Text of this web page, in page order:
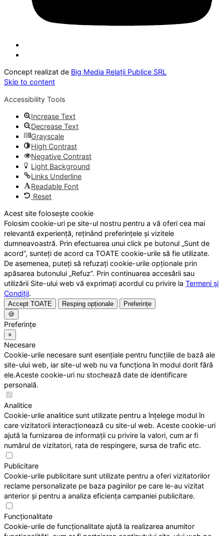
Concept realizat de Big Media Relații Publice SRL
Skip to content
Accessibility Tools
Increase Text
Decrease Text
Grayscale
High Contrast
Negative Contrast
Light Background
Links Underline
Readable Font
Reset
Acest site folosește cookie
Folosim cookie-uri pe site-ul nostru pentru a vă oferi cea mai
relevantă experiență, reținând preferințele și vizitele
dumneavoastră. Prin efectuarea unui click pe butonul „Sunt de
acord”, sunteți de acord ca TOATE cookie-urile să fie utilizate.
De asemenea, puteți să refuzați cookie-urile opționale prin
apăsarea butonului „Refuz”. Prin continuarea accesării sau
utilizării Site-ului web vă exprimați acordul cu privire la Termeni și
Condiții.
Accept TOATE Resping opționale
Preferințe
🍪
Preferințe
×
Necesare
Cookie-urile necesare sunt esențiale pentru funcțiile de bază ale
site-ului web, iar site-ul web nu va funcționa în modul dorit fără
ele.Aceste cookie-uri nu stochează date de identificare
personală.
Analitice
Cookie-urile analitice sunt utilizate pentru a înțelege modul în
care vizitatorii interacționează cu site-ul web. Aceste cookie-uri
ajută la furnizarea de informații cu privire la valori, cum ar fi
numărul de vizitatori, rata de respingere, sursa de trafic etc.
Publicitare
Cookie-urile publicitare sunt utilizate pentru a oferi vizitatorilor
reclame personalizate pe baza paginilor pe care le-au vizitat
anterior și pentru a analiza eficiența campaniei publicitare.
Funcționalitate
Cookie-urile de funcționalitate ajută la realizarea anumitor